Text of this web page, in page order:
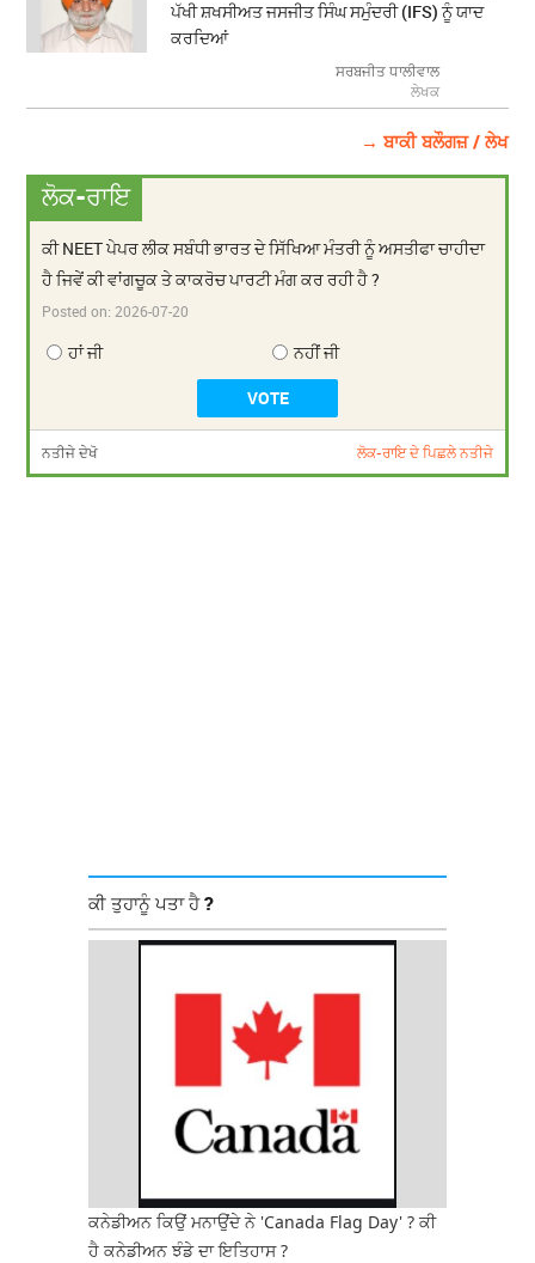
ਪੱਖੀ ਸ਼ਖਸੀਅਤ ਜਸਜੀਤ ਸਿੰਘ ਸਮੁੰਦਰੀ (IFS) ਨੂੰ ਯਾਦ
ਕਰਦਿਆਂ
ਸਰਬਜੀਤ ਧਾਲੀਵਾਲ
ਲੇਖਕ
→ ਬਾਕੀ ਬਲੌਗਜ਼ / ਲੇਖ
ਲੋਕ-ਰਾਇ
ਕੀ NEET ਪੇਪਰ ਲੀਕ ਸਬੰਧੀ ਭਾਰਤ ਦੇ ਸਿੱਖਿਆ ਮੰਤਰੀ ਨੂੰ ਅਸਤੀਫਾ ਚਾਹੀਦਾ
ਹੈ ਜਿਵੇਂ ਕੀ ਵਾਂਗਚੂਕ ਤੇ ਕਾਕਰੋਚ ਪਾਰਟੀ ਮੰਗ ਕਰ ਰਹੀ ਹੈ ?
Posted on:2026-07-20
ਹਾਂ ਜੀ ਨਹੀਂ ਜੀ
ਨਤੀਜੇ ਦੇਖੋ ਲੋਕ-ਰਾਇ ਦੇ ਪਿਛਲੇ ਨਤੀਜੇ
ਕੀ ਤੁਹਾਨੂੰ ਪਤਾ ਹੈ ?
ਕਨੇਡੀਅਨ ਕਿਉਂ ਮਨਾਉਂਦੇ ਨੇ 'Canada Flag Day' ? ਕੀ
ਹੈ ਕਨੇਡੀਅਨ ਝੰਡੇ ਦਾ ਇਤਿਹਾਸ ?